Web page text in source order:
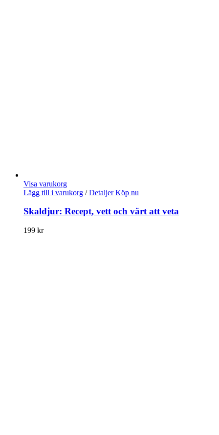
Visa varukorg
Lägg till i varukorg / Detaljer Köp nu
Skaldjur: Recept, vett och värt att veta
199 kr